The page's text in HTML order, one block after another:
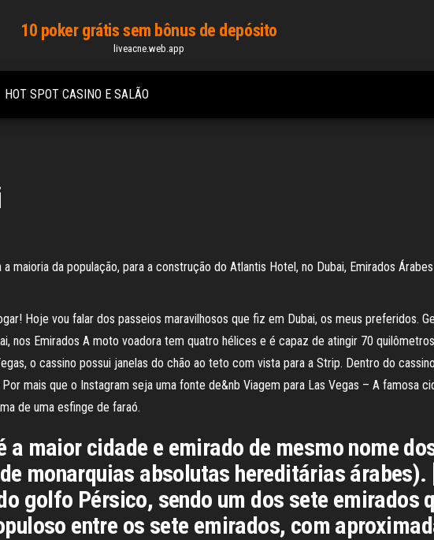
10 poker grátis sem bônus de depósito
liveacne.web.app
HOT SPOT CASINO E SALÃO
maioria da população, para a construção do Atlantis Hotel, no Dubai, Emirados
Hoje vou falar dos passeios maravilhosos que fiz em Dubai, os meus preferidos.
nos Emirados A moto voadora tem quatro hélices e é capaz de atingir 70
o cassino possui janelas do chão ao teto com vista para a Strip. Dentro do
mais que o Instagram seja uma fonte de&nb Viagem para Las Vegas – A famosa
de uma esfinge de faraó.
monarquias absolutas hereditárias árabes).
golfo Pérsico, sendo um dos sete emirados
entre os sete emirados, com